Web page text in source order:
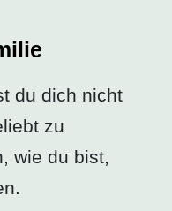
du dich nicht
zu
wie du bist,